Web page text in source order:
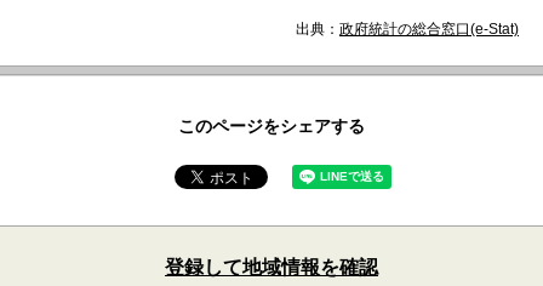
出典： 政府統計の総合窓口(e-Stat)
このページをシェアする
登録して地域情報を確認